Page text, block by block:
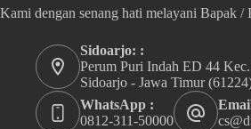
Kami dengan senang hati melayani Bapak /
Sidoarjo: :
Perum Puri Indah ED 44
Sidoarjo - Jawa Timur
WhatsApp :
0812-311-50000